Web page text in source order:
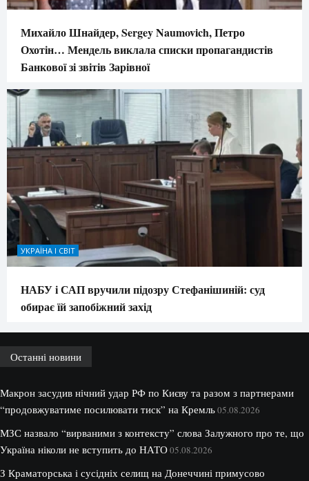
Михайло Шнайдер, Sergey Naumovich, Петро
Охотін… Мендель виклала списки пропагандистів
Банкової зі звітів Зарівної
УКРАЇНА І СВІТ
НАБУ і САП вручили підозру Стефанішиній: суд
обирає їй запобіжний захід
Останні новини
Макрон засудив нічний удар РФ по Києву та разом з партнерами
“продовжуватиме посилювати тиск” на Кремль05.08.2026
МЗС назвало “вирваними з контексту” слова Залужного про те, що
Україна ніколи не вступить до НАТО05.08.2026
З Краматорська і сусідніх селищ на Донеччині примусово